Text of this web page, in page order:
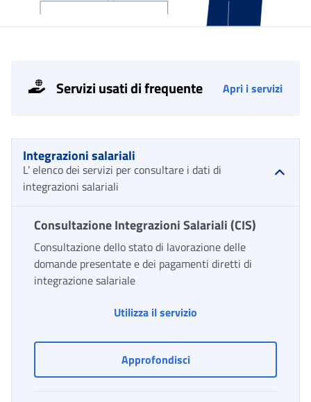
Integrazioni salariali
L’ elenco dei servizi per consultare i dati di
integrazioni salariali
Consultazione Integrazioni Salariali (CIS)
Consultazione dello stato di lavorazione delle
domande presentate e dei pagamenti diretti di
integrazione salariale
Utilizza il servizio
ApprofondisciConsultazione
Servizi usati di frequente Apri i servizi